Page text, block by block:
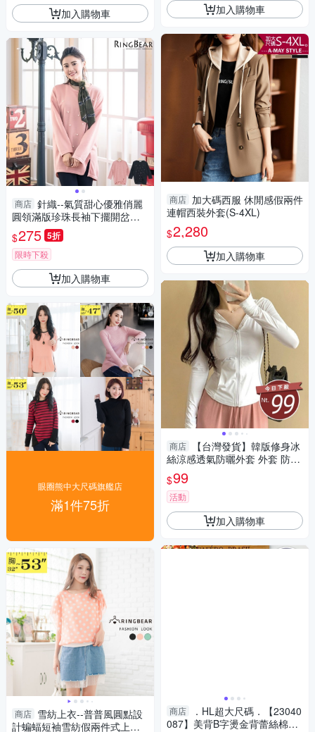
加入購物車
商店 針織--氣質甜心優雅俏麗
圓領滿版珍珠長袖下擺開岔磨
毛長版上衣(黑.粉XL-5L)-A283
眼圈熊中大尺碼
$275 5折
限時下殺
加入購物車
眼圈熊中大尺碼旗艦店
滿1件75折
商店 雪紡上衣--普普風圓點設
計蝙蝠短袖雪紡假兩件式上衣
加入購物車
商店 加大碼西服 休閒感假兩件
連帽西裝外套(S-4XL)
$2,280
加入購物車
商店
【台灣發貨】韓版修身冰
絲涼感透氣防曬外套 外套 防曬
外套 女裝 上衣 衣服【J335】
$99
活動
加入購物車
商店
．HL超大尺碼．【23040
087】美背B字燙金背蕾絲棉短